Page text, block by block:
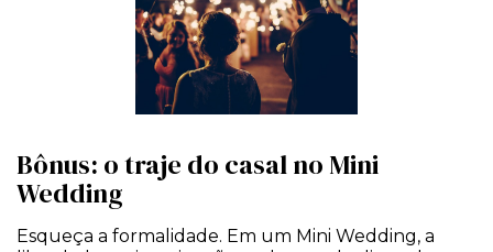
Bônus: o traje do casal no Mini
Wedding
Esqueça a formalidade. Em um Mini Wedding, a